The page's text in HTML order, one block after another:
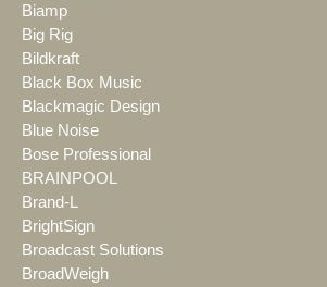
Biamp
Big Rig
Bildkraft
Black Box Music
Blackmagic Design
Blue Noise
Bose Professional
BRAINPOOL
Brand-L
BrightSign
Broadcast Solutions
BroadWeigh